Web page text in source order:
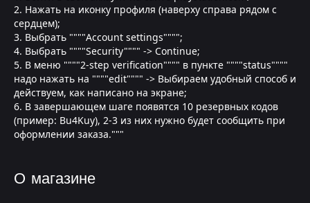
2. Нажать на иконку профиля (наверху справа рядом с
сердцем);
3. Выбрать """"Account settings"""";
4. Выбрать """"Security"""" -> Continue;
5. В меню """"2-step verification"""" в пункте """"status""""
надо нажать на """"edit"""" -> Выбираем удобный способ и
действуем, как написано на экране;
6. В завершающем шаге появятся 10 резервных кодов
(пример: Bu4Kuy), 2-3 из них нужно будет сообщить при
оформлении заказа."""
О магазине